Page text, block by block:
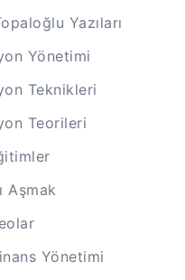
Yazıları
Yönetimi
Teknikleri
Teorileri
Aşmak
Yönetimi